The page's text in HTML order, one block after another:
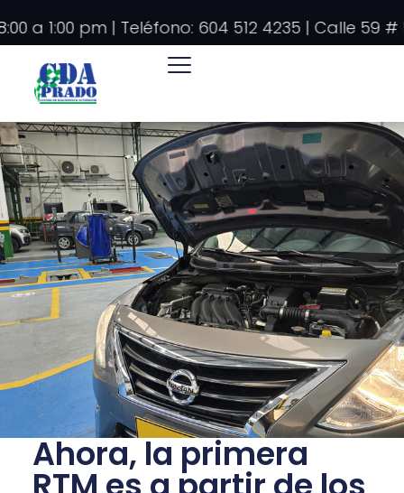
a 1:00 pm | Teléfono: 604 512 4235 | Calle
Ahora, la primera